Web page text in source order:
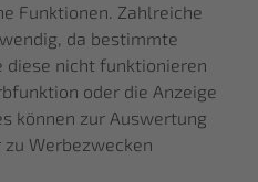
Funktionen. Zahlreiche
da bestimmte
diese nicht funktionieren
oder die Anzeige
können zur Auswertung
Werbezwecken